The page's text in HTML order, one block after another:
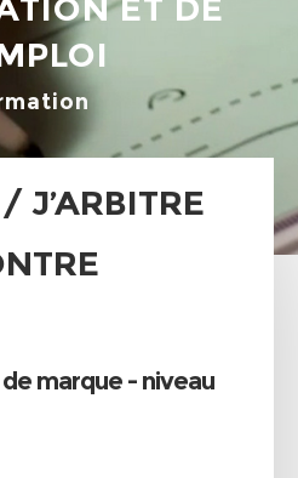
ET DE
J’ARBITRE
marque - niveau